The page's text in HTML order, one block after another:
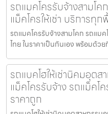
รถแมคโครรับจ้างสามโ
แม็คโครให้เช่า บริการทุ
รถแมคโครรับจ้างสามโคก รถแมค
ไทย ในราคาเป็นกันเอง พร้อมด้
รถแบคโฮให้เช่านิคมอุต
แม็คโครรับจ้าง รถแม็คโ
ราคาถูก